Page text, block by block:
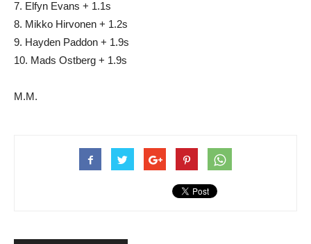
7. Elfyn Evans + 1.1s
8. Mikko Hirvonen + 1.2s
9. Hayden Paddon + 1.9s
10. Mads Ostberg + 1.9s
M.M.